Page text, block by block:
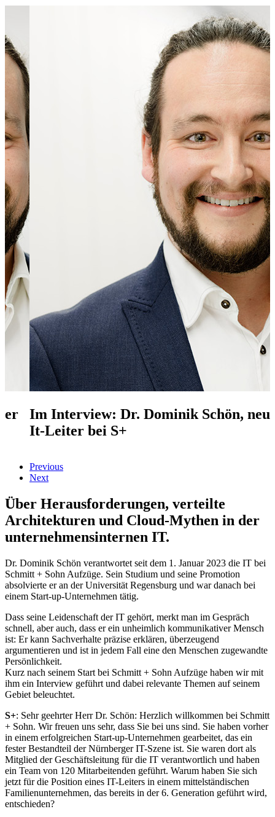
Im Interview: Dr. Dominik Schön,
It-Leiter bei S+
Previous
Next
Über Herausforderungen, verteilte
Architekturen und Cloud-Mythen in der
unternehmensinternen IT.
Dr. Dominik Schön verantwortet seit dem 1. Januar 2023 die IT bei
Schmitt + Sohn Aufzüge. Sein Studium und seine Promotion
absolvierte er an der Universität Regensburg und war danach bei
einem Start-up-Unternehmen tätig.
Dass seine Leidenschaft der IT gehört, merkt man im Gespräch
schnell, aber auch, dass er ein unheimlich kommunikativer Mensch
ist: Er kann Sachverhalte präzise erklären, überzeugend
argumentieren und ist in jedem Fall eine den Menschen zugewandte
Persönlichkeit.
Kurz nach seinem Start bei Schmitt + Sohn Aufzüge haben wir mit
ihm ein Interview geführt und dabei relevante Themen auf seinem
Gebiet beleuchtet.
S+: Sehr geehrter Herr Dr. Schön: Herzlich willkommen bei Schmitt
+ Sohn. Wir freuen uns sehr, dass Sie bei uns sind. Sie haben vorher
in einem erfolgreichen Start-up-Unternehmen gearbeitet, das ein
fester Bestandteil der Nürnberger IT-Szene ist. Sie waren dort als
Mitglied der Geschäftsleitung für die IT verantwortlich und haben
ein Team von 120 Mitarbeitenden geführt. Warum haben Sie sich
jetzt für die Position eines IT-Leiters in einem mittelständischen
Familienunternehmen, das bereits in der 6. Generation geführt wird,
entschieden?